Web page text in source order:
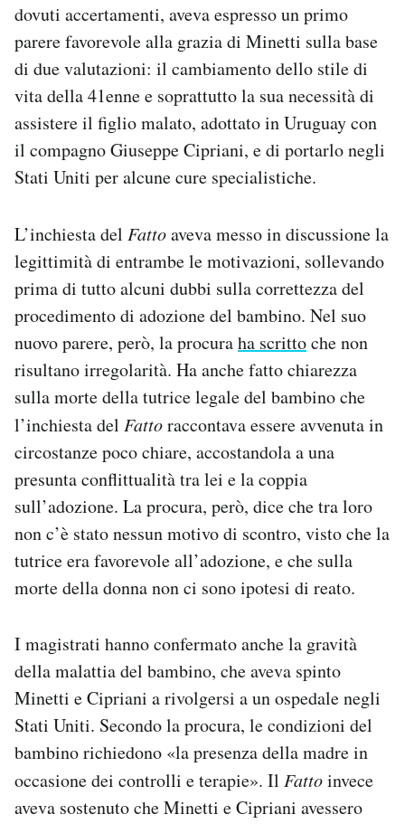
dovuti accertamenti, aveva espresso un primo
parere favorevole alla grazia di Minetti sulla base
di due valutazioni: il cambiamento dello stile di
vita della 41enne e soprattutto la sua necessità di
assistere il figlio malato, adottato in Uruguay con
il compagno Giuseppe Cipriani, e di portarlo negli
Stati Uniti per alcune cure specialistiche.
L’inchiesta del Fattoaveva messo in discussione la
legittimità di entrambe le motivazioni, sollevando
prima di tutto alcuni dubbi sulla correttezza del
procedimento di adozione del bambino. Nel suo
nuovo parere, però, la procuraha scrittoche non
risultano irregolarità. Ha anche fatto chiarezza
sulla morte della tutrice legale del bambino che
l’inchiesta del Fattoraccontava essere avvenuta in
circostanze poco chiare, accostandola a una
presunta conflittualità tra lei e la coppia
sull’adozione. La procura, però, dice che tra loro
non c’è stato nessun motivo di scontro, visto che la
tutrice era favorevole all’adozione, e che sulla
morte della donna non ci sono ipotesi di reato.
I magistrati hanno confermato anche la gravità
della malattia del bambino, che aveva spinto
Minetti e Cipriani a rivolgersi a un ospedale negli
Stati Uniti. Secondo la procura, le condizioni del
bambino richiedono «la presenza della madre in
occasione dei controlli e terapie». Il Fattoinvece
aveva sostenuto che Minetti e Cipriani avessero